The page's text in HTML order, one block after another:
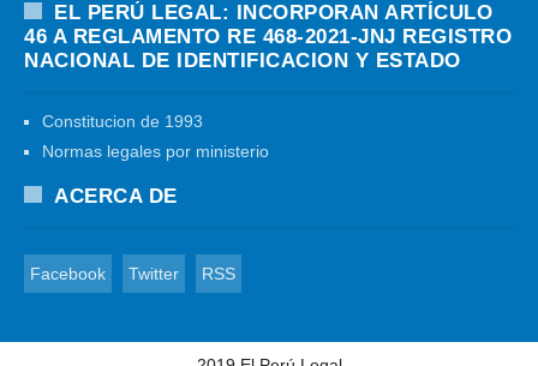
EL PERÚ LEGAL: INCORPORAN ARTÍCULO
46 A REGLAMENTO RE 468-2021-JNJ REGISTRO
NACIONAL DE IDENTIFICACION Y ESTADO
Constitucion de 1993
Normas legales por ministerio
ACERCA DE
Facebook Twitter RSS